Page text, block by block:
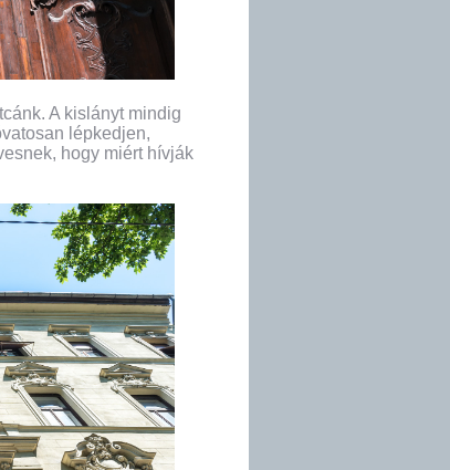
A kislányt mindig
lépkedjen,
hogy miért hívják